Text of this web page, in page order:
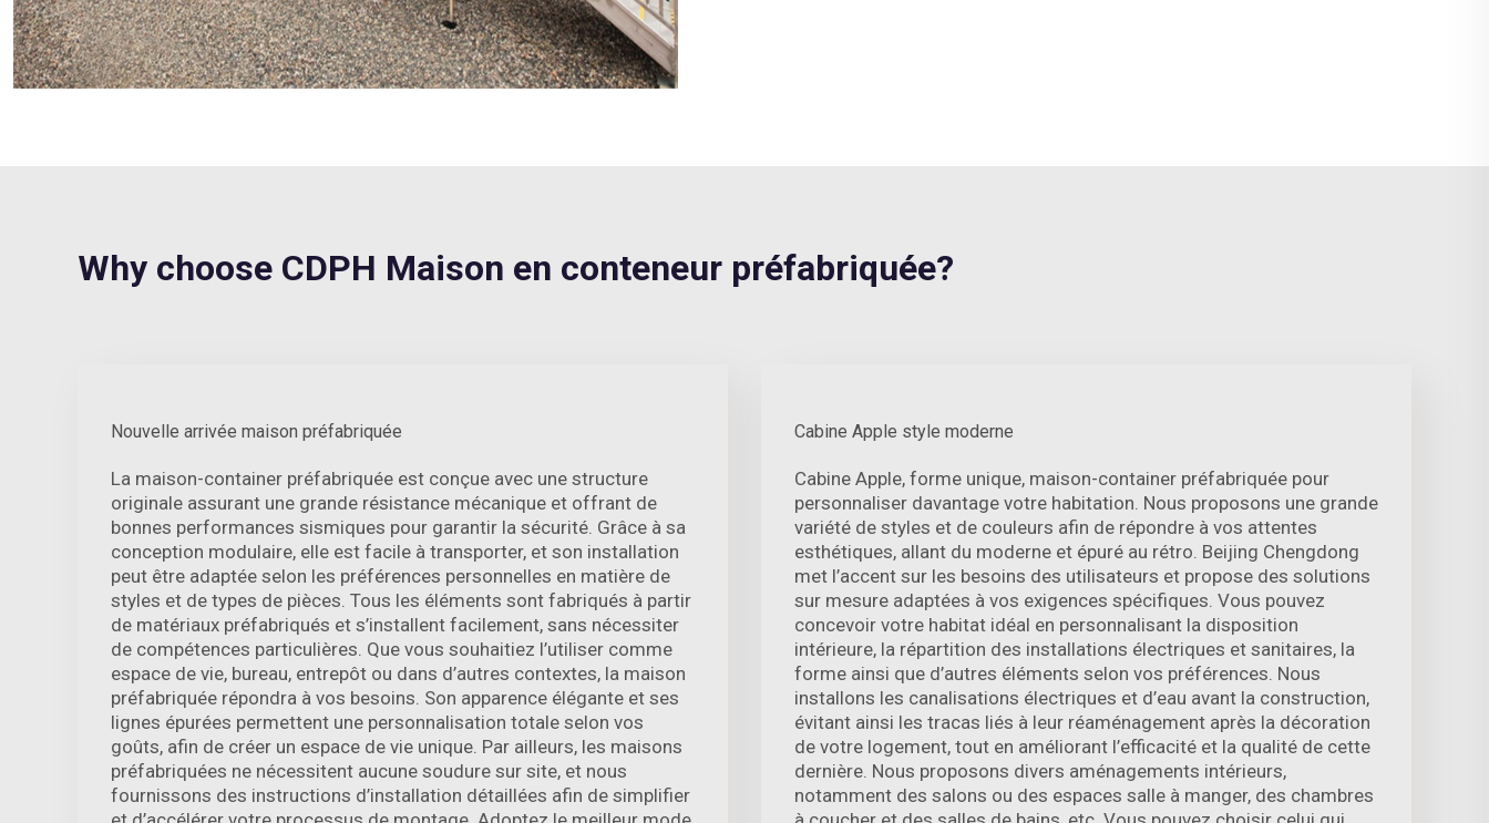
Why choose CDPH Maison en conteneur préfabriquée?
Nouvelle arrivée maison préfabriquée
La maison-container préfabriquée est conçue avec une structure
originale assurant une grande résistance mécanique et offrant de
bonnes performances sismiques pour garantir la sécurité. Grâce à sa
conception modulaire, elle est facile à transporter, et son installation
peut être adaptée selon les préférences personnelles en matière de
styles et de types de pièces. Tous les éléments sont fabriqués à partir
de matériaux préfabriqués et s’installent facilement, sans nécessiter
de compétences particulières. Que vous souhaitiez l’utiliser comme
espace de vie, bureau, entrepôt ou dans d’autres contextes, la maison
préfabriquée répondra à vos besoins. Son apparence élégante et ses
lignes épurées permettent une personnalisation totale selon vos
goûts, afin de créer un espace de vie unique. Par ailleurs, les maisons
préfabriquées ne nécessitent aucune soudure sur site, et nous
fournissons des instructions d’installation détaillées afin de simplifier
Cabine Apple style moderne
Cabine Apple, forme unique, maison-container préfabriquée pour
personnaliser davantage votre habitation. Nous proposons une grande
variété de styles et de couleurs afin de répondre à vos attentes
esthétiques, allant du moderne et épuré au rétro. Beijing Chengdong
met l’accent sur les besoins des utilisateurs et propose des solutions
sur mesure adaptées à vos exigences spécifiques. Vous pouvez
concevoir votre habitat idéal en personnalisant la disposition
intérieure, la répartition des installations électriques et sanitaires, la
forme ainsi que d’autres éléments selon vos préférences. Nous
installons les canalisations électriques et d’eau avant la construction,
évitant ainsi les tracas liés à leur réaménagement après la décoration
de votre logement, tout en améliorant l’efficacité et la qualité de cette
dernière. Nous proposons divers aménagements intérieurs,
notamment des salons ou des espaces salle à manger, des chambres